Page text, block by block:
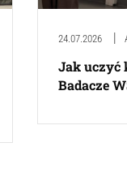
24.07.2026
Jak uczyć
Badacze